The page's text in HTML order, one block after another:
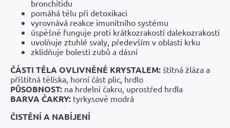
bronchitidu
pomáhá tělu při detoxikaci
vyrovnává reakce imunitního systému
úspěšně funguje proti krátkozrakostí dalekozrakosti
uvolňuje ztuhlé svaly, především v oblasti krku
zklidňuje bolesti zubů a dásní
ČÁSTI TĚLA OVLIVNĚNÉ KRYSTALEM: štítná žláza a
příštitná tělíska, horní část plic, hrdlo
PŮSOBNOST: na hrdelní čakru, uprostřed hrdla
BARVA ČAKRY: tyrkysově modrá
ČISTĚNÍ A NABÍJENÍ